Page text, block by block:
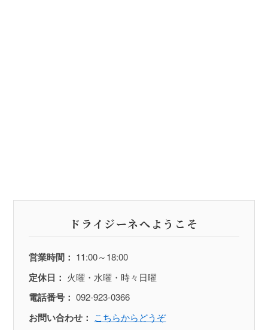
ドライジーネへようこそ
営業時間： 11:00～18:00
定休日： 火曜・水曜・時々日曜
電話番号： 092-923-0366
お問い合わせ： こちらからどうぞ